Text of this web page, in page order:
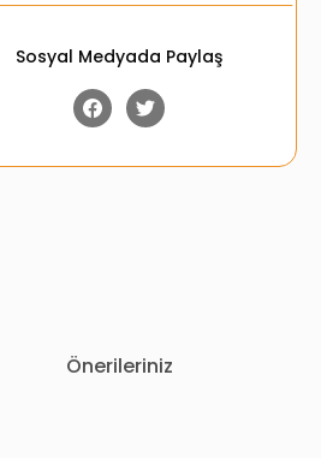
Sosyal Medyada Paylaş
Önerileriniz